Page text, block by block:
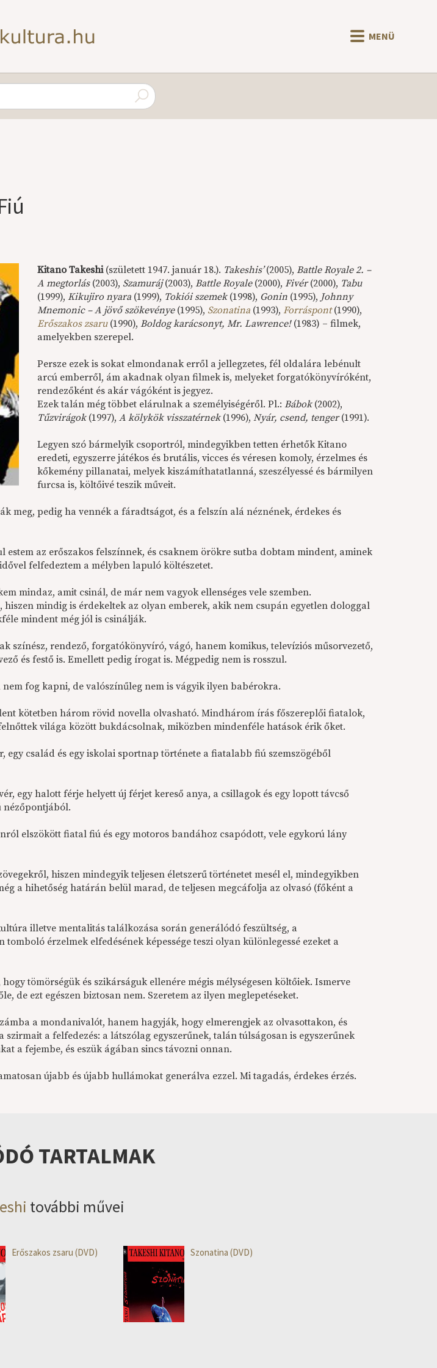
MENÜ
Kitano Takeshi(született 1947. január 18.). Takeshis’(2005),Battle Royale 2. –
A megtorlás(2003), Szamuráj(2003),Battle Royale(2000),Fivér(2000), Tabu
(1999),Kikujiro nyara (1999), Tokiói szemek(1998), Gonin (1995), Johnny
Mnemonic – A jövő szökevénye(1995), Szonatina (1993),Forráspont(1990),
Erőszakos zsaru(1990),Boldog karácsonyt, Mr. Lawrence!(1983) – filmek,
amelyekben szerepel.
Persze ezek is sokat elmondanak erről a jellegzetes, fél oldalára lebénult
arcú emberről, ám akadnak olyan filmek is, melyeket forgatókönyvíróként,
rendezőként és akár vágóként is jegyez.
Ezek talán még többet elárulnak a személyiségéről. Pl.:Bábok(2002),
Tűzvirágok(1997),A kölykök visszatérnek(1996),Nyár, csend, tenger(1991).
Legyen szó bármelyik csoportról, mindegyikben tetten érhetők Kitano
eredeti, egyszerre játékos és brutális, vicces és véresen komoly, érzelmes és
kőkemény pillanatai, melyek kiszámíthatatlanná, szeszélyessé és bármilyen
furcsa is, költőivé teszik műveit.
meg, pedig ha vennék a fáradtságot, és a felszín alá néznének, érdekes és
estem az erőszakos felszínnek, és csaknem örökre sutba dobtam mindent, aminek
felfedeztem a mélyben lapuló költészetet.
mindaz, amit csinál, de már nem vagyok ellenséges vele szemben.
mindig is érdekeltek az olyan emberek, akik nem csupán egyetlen dologgal
mindent még jól is csinálják.
színész, rendező, forgatókönyvíró, vágó, hanem komikus, televíziós műsorvezető,
és festő is. Emellett pedig írogat is. Mégpedig nem is rosszul.
fog kapni, de valószínűleg nem is vágyik ilyen babérokra.
kötetben három rövid novella olvasható. Mindhárom írás főszereplői fiatalok,
világa között bukdácsolnak, miközben mindenféle hatások érik őket.
egy család és egy iskolai sportnap története a fiatalabb fiú szemszögéből
egy halott férje helyett új férjet kereső anya, a csillagok és egy lopott távcső
nézőpontjából.
elszökött fiatal fiú és egy motoros bandához csapódott, vele egykorú lány
hiszen mindegyik teljesen életszerű történetet mesél el, mindegyikben
a hihetőség határán belül marad, de teljesen megcáfolja az olvasó (főként a
illetve mentalitás találkozása során generálódó feszültség, a
érzelmek elfedésének képessége teszi olyan különlegessé ezeket a
tömörségük és szikárságuk ellenére mégis mélységesen költőiek. Ismerve
de ezt egészen biztosan nem. Szeretem az ilyen meglepetéseket.
a mondanivalót, hanem hagyják, hogy elmerengjek az olvasottakon, és
szirmait a felfedezés: a látszólag egyszerűnek, talán túlságosan is egyszerűnek
a fejembe, és eszük ágában sincs távozni onnan.
újabb és újabb hullámokat generálva ezzel. Mi tagadás, érdekes érzés.
TARTALMAK
további művei
Erőszakos zsaru (DVD) Szonatina (DVD)